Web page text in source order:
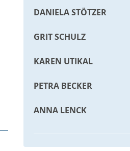
DANIELA STÖTZER
GRIT SCHULZ
KAREN UTIKAL
PETRA BECKER
ANNA LENCK